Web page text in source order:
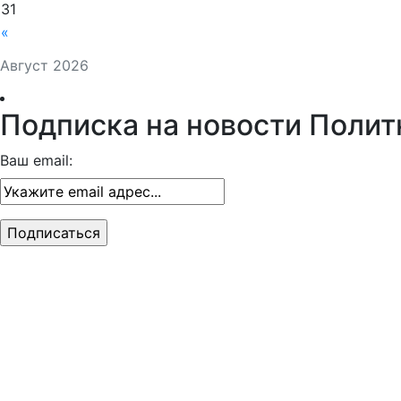
Август 2026
«
31
Подписка на новости
Ваш email: